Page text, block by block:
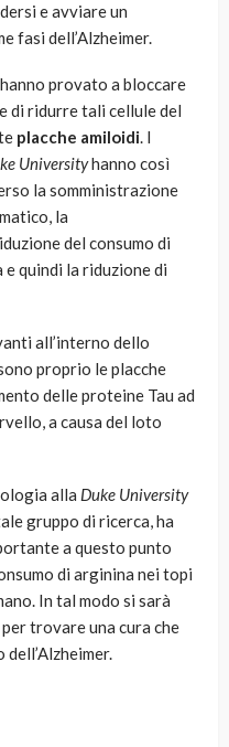
e avviare un
fasi dell’Alzheimer.
provato a bloccare
di ridurre tali cellule del
placche amiloidi. I
Universityhanno così
la somministrazione
la
del consumo di
quindi la riduzione di
all’interno dello
proprio le placche
delle proteine Tau ad
a causa del loto
alla Duke University
gruppo di ricerca, ha
a questo punto
di arginina nei topi
In tal modo si sarà
trovare una cura che